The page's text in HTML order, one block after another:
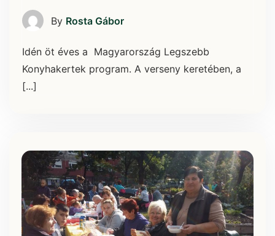
By Rosta Gábor
Idén öt éves a Magyarország Legszebb
Konyhakertek program. A verseny keretében, a
[...]